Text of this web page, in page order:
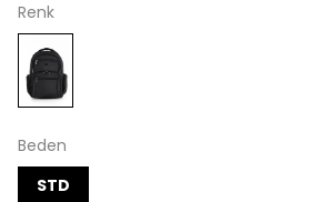
Renk
Beden
STD